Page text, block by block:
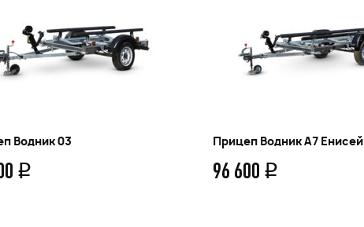
Водник 03
q
Прицеп Водник А7 Енисей
96 600 q